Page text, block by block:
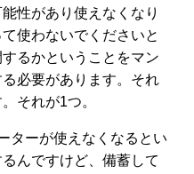
性があり使えなくなり
使わないでくださいと
るかということをマン
必要があります。それ
それが1つ。
ターが使えなくなるとい
んですけど、備蓄して